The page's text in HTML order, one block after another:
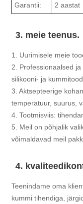
Garantii: 2 aastat
3. meie teenus.
1. Uurimisele meie
2. Professionaalsed
silikooni- ja
3. Aktsepteerige
temperatuur, suurus,
4. Tootmisviis:
5. Meil ​​on põhjalik
võimaldavad meil
4.
Teenindame oma
kummi tihendiga,